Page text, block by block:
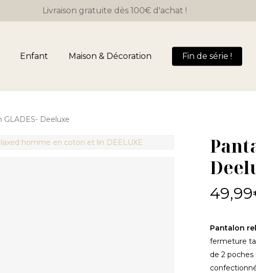
Livraison gratuite dès 100€ d'achat !
Enfant Maison & Décoration Fin de série !
Panier
GLADES- Deeluxe
49,99
Pantalon
fermeture
de 2 poches